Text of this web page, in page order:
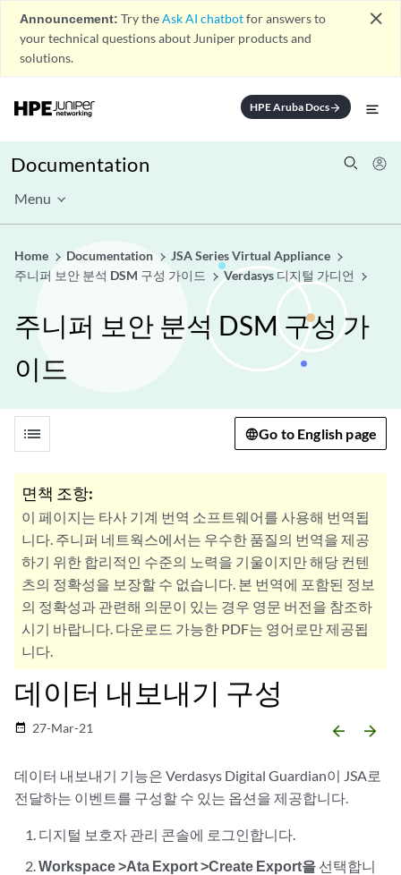
Announcement: Try theAsk AI chatbotfor answers to
your technical questions about Juniper products and
solutions.
close
HPE Aruba Docsarrow_forward
Documentation
Menu
Home Documentation
JSA Series Virtual Appliance
주니퍼 보안 분석 DSM 구성 가이드
Verdasys 디지털 가디언
주니퍼 보안 분석 DSM 구성 가
이드
list Go to English page
면책 조항:
이 페이지는 타사 기계 번역 소프트웨어를 사용해 번역됩
니다. 주니퍼 네트웍스에서는 우수한 품질의 번역을 제공
하기 위한 합리적인 수준의 노력을 기울이지만 해당 컨텐
츠의 정확성을 보장할 수 없습니다. 본 번역에 포함된 정보
의 정확성과 관련해 의문이 있는 경우 영문 버전을 참조하
시기 바랍니다. 다운로드 가능한 PDF는 영어로만 제공됩
니다.
데이터 내보내기 구성
date_range 27-Mar-21 arrow_backward arrow_forward
데이터 내보내기 기능은 Verdasys Digital Guardian이 JSA로
전달하는 이벤트를 구성할 수 있는 옵션을 제공합니다.
디지털 보호자 관리 콘솔에 로그인합니다.
Workspace >Ata Export >Create Export을 선택합니